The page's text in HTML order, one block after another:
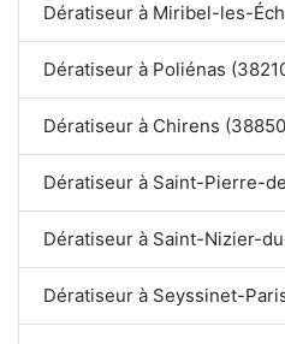
Dératiseur à Miribel-les-
Dératiseur à Poliénas
Dératiseur à Chirens
Dératiseur à Saint-Pierre-
Dératiseur à Saint-Nizier-
Dératiseur à Seyssinet-